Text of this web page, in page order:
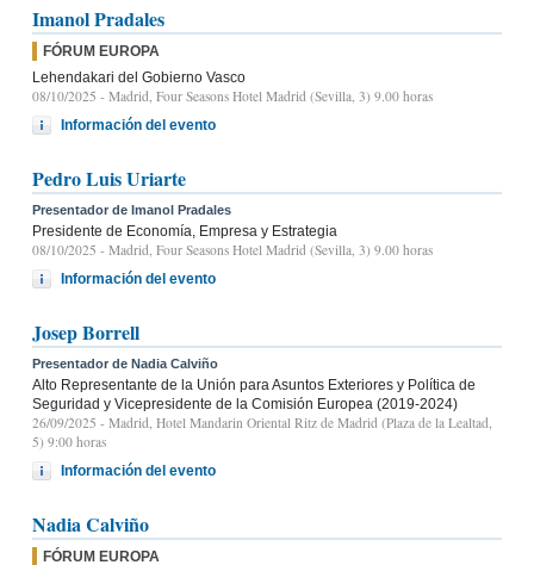
Imanol Pradales
FÓRUM EUROPA
Lehendakari del Gobierno Vasco
08/10/2025 - Madrid, Four Seasons Hotel Madrid (Sevilla, 3) 9.00 horas
Información del evento
Pedro Luis Uriarte
Presentador de Imanol Pradales
Presidente de Economía, Empresa y Estrategia
08/10/2025 - Madrid, Four Seasons Hotel Madrid (Sevilla, 3) 9.00 horas
Información del evento
Josep Borrell
Presentador de Nadia Calviño
Alto Representante de la Unión para Asuntos Exteriores y Política de
Seguridad y Vicepresidente de la Comisión Europea (2019-2024)
26/09/2025 - Madrid, Hotel Mandarin Oriental Ritz de Madrid (Plaza de la Lealtad,
5) 9:00 horas
Información del evento
Nadia Calviño
FÓRUM EUROPA